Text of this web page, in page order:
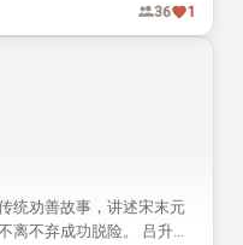
36
1
统劝善故事，讲述宋末元
离不弃成功脱险。 吕升家